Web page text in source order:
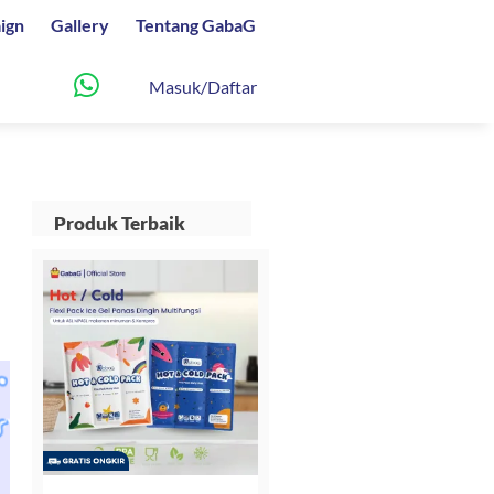
Gallery Tentang GabaG
Masuk/Daftar
Produk Terbaik